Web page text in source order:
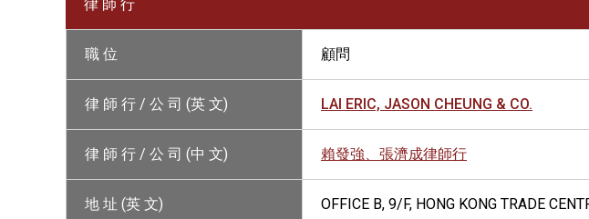
律 師 行
職 位 顧問
律 師 行 / 公 司 (英 文) LAI ERIC, JASON CHEUNG & CO.
律 師 行 / 公 司 (中 文) 賴發強、張濟成律師行
地 址 (英 文) OFFICE B, 9/F, HONG KONG TRADE